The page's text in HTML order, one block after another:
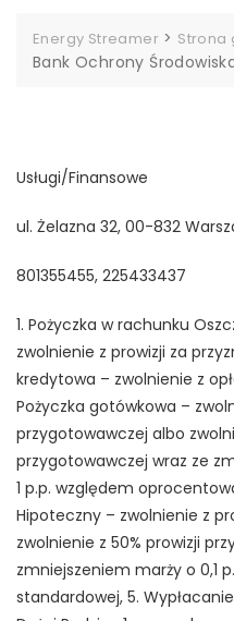
Energy Streamer > Strona
Bank Ochrony
Usługi/Finansowe
ul. Żelazna 32, 00-832
801355455, 225433437
1. Pożyczka w rachunku
zwolnienie z prowizji za
kredytowa – zwolnienie z
Pożyczka gotówkowa –
przygotowawczej albo
przygotowawczej wraz ze
1 p.p. względem
Hipoteczny – zwolnienie z
zwolnienie z 50% prowizji
zmniejszeniem marży o 0,1
standardowej, 5.